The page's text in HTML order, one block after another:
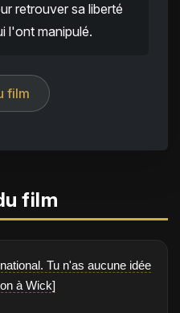
retrouver sa liberté
l'ont manipulé.
film
film
Tu n'as aucune idée
à Wick]